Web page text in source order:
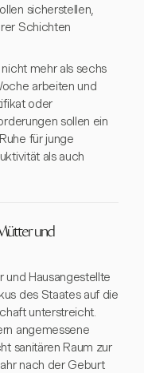
sicherstellen,
Schichten
mehr als sechs
arbeiten und
oder
sollen ein
für junge
als auch
und
und Hausangestellte
des Staates auf die
unterstreicht.
angemessene
sanitären Raum zur
nach der Geburt